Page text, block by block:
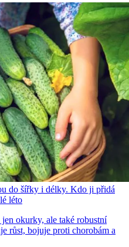
do šířky i délky. Kdo ji přidá
léto
okurky, ale také robustní
růst, bojuje proti chorobám a